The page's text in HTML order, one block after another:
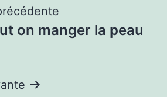
on manger la peau